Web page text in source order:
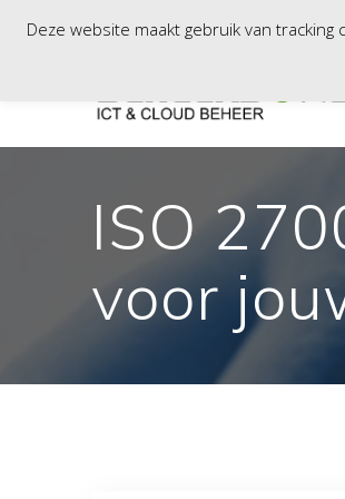
Vaartweg 81B, 8243PD, Lelystad /
ISO
voor
Deze website maakt gebruik van